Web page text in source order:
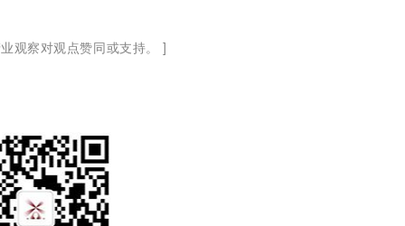
观察对观点赞同或支持。 ]